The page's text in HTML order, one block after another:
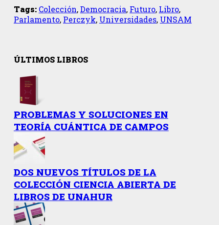
Tags: Colección,Democracia, Futuro, Libro,
Parlamento, Perczyk, Universidades, UNSAM
ÚLTIMOS LIBROS
PROBLEMAS Y SOLUCIONES EN
TEORÍA CUÁNTICA DE CAMPOS
DOS NUEVOS TÍTULOS DE LA
COLECCIÓN CIENCIA ABIERTA DE
LIBROS DE UNAHUR